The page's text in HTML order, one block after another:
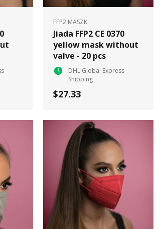
FFP2 MASZK
Jiada FFP2 CE 0370
yellow mask without
valve - 20 pcs
DHL Global Express
Shipping
$27.33